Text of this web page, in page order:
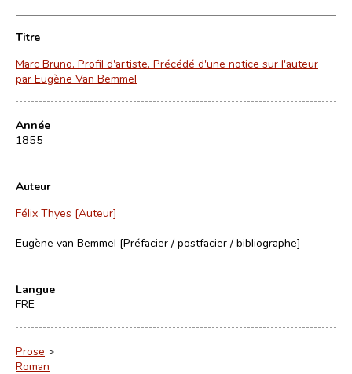
Titre
Marc Bruno. Profil d'artiste. Précédé d'une notice sur l'auteur
par Eugène Van Bemmel
Année
1855
Auteur
Félix Thyes [Auteur]
Eugène van Bemmel [Préfacier / postfacier / bibliographe]
Langue
FRE
Prose >
Roman